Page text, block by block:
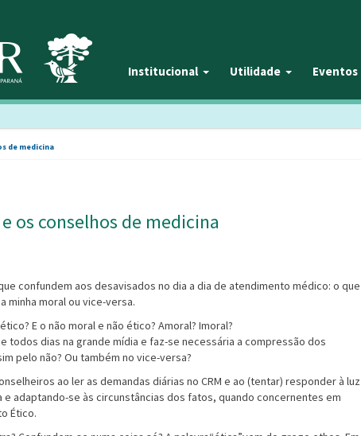
Institucional Utilidade Eventos
de medicina
os conselhos de medicina
confundem aos desavisados no dia a dia de atendimento médico: o que
minha moral ou vice-versa.
E o não moral e não ético? Amoral? Imoral?
todos dias na grande mídia e faz-se necessária a compressão dos
pelo não? Ou também no vice-versa?
ao ler as demandas diárias no CRM e ao (tentar) responder à luz
e adaptando-se às circunstâncias dos fatos, quando concernentes em
Ético.